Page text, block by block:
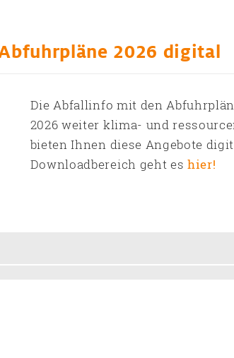
2026 digital
Die Abfallinfo mit den
2026 weiter klima- und
bieten Ihnen diese Angebote
Downloadbereich geht eshier!